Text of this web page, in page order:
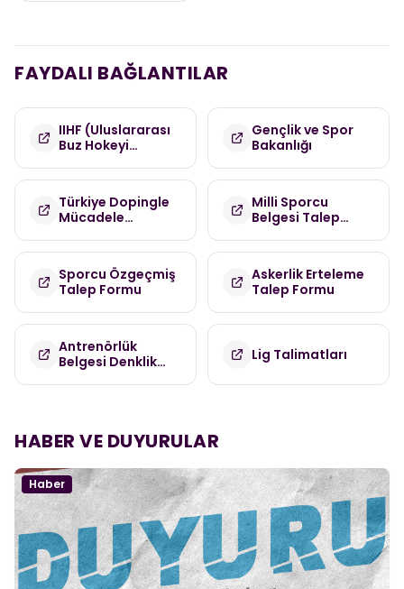
FAYDALI BAĞLANTILAR
IIHF (Uluslararası
Buz Hokeyi
Gençlik ve Spor
Bakanlığı
Türkiye Dopingle
Mücadele
(TDMK)
Milli Sporcu
Belgesi Talep
Sporcu Özgeçmiş
Talep Formu
Askerlik Erteleme
Talep Formu
Antrenörlük
Belgesi Denklik
Lig Talimatları
HABER VE DUYURULAR
Haber